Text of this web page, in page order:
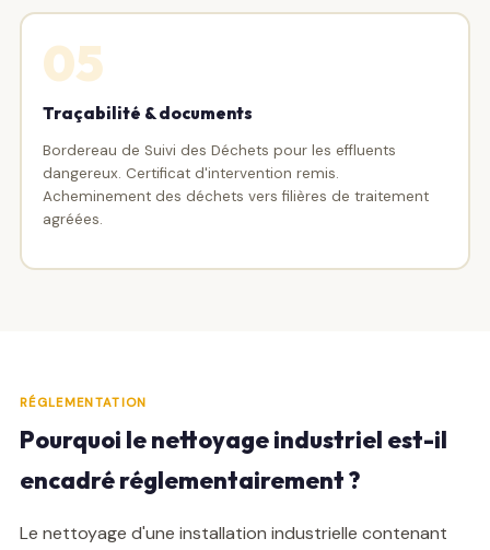
05
Traçabilité & documents
Bordereau de Suivi des Déchets pour les effluents
dangereux. Certificat d'intervention remis.
Acheminement des déchets vers filières de traitement
agréées.
RÉGLEMENTATION
Pourquoi le nettoyage industriel est-il
encadré réglementairement ?
Le nettoyage d'une installation industrielle contenant